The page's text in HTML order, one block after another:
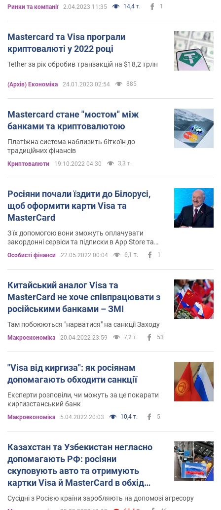
Ринки та компанії 2.04.2023 11:35 14,4 т. 1
Mastercard та Visa програли
криптовалюті у 2022 році
Tether за рік обробив транзакцій на $18,2 трлн
(Архів) Економіка 24.01.2023 02:54 885
Mastercard стане "мостом" між
банками та криптовалютою
Платіжна система наблизить біткоїн до
традиційних фінансів
Криптовалюти 19.10.2022 04:30 3,3 т.
Росіяни почали їздити до Білорусі,
щоб оформити карти Visa та
MasterCard
З їх допомогою вони зможуть оплачувати
закордонні сервіси та підписки в App Store та
Google Play
Особисті фінанси 22.05.2022 00:04 6,1 т. 1
Китайський аналог Visa та
MasterCard не хоче співпрацювати з
російськими банками – ЗМІ
Там побоюються "нарватися" на санкції Заходу
Mакроекономіка 20.04.2022 23:59 7,2 т. 53
"Visa від киргиза": як росіянам
допомагають обходити санкції
Експерти розповіли, чи можуть за це покарати
киргизстанський банк
Mакроекономіка 5.04.2022 20:03 10,4 т. 5
Казахстан та Узбекистан негласно
допомагають РФ: росіяни
скуповують авто та отримують
картки Visa й MasterCard в обхід
санкцій
Сусідні з Росією країни заробляють на допомозі агресору